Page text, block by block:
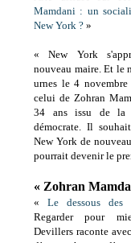
Mamdani : un
New York ? »
« New York
nouveau maire. Et le
urnes le 4
celui de Zohran
34 ans issu de la
démocrate. Il
New York de
pourrait devenir le
« Zohran
«Le dessous des
Regarder pour
Devillers raconte